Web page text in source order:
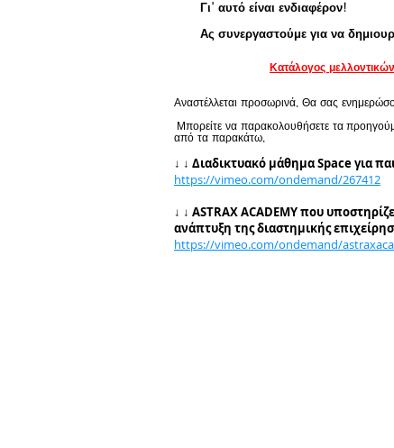
Γι' αυτό είναι ενδιαφέρον!
Ας συνεργαστούμε για να
Κατάλογος
Αναστέλλεται προσωρινά. Θα σας
Μπορείτε να παρακολουθήσετε τα
από τα παρακάτω.
↓ ↓ Διαδικτυακό μάθημα Space για
https://vimeo.com/ondemand/267412
↓ ↓ ASTRAX ACADEMY που
ανάπτυξη της διαστημικής
https://vimeo.com/ondemand/